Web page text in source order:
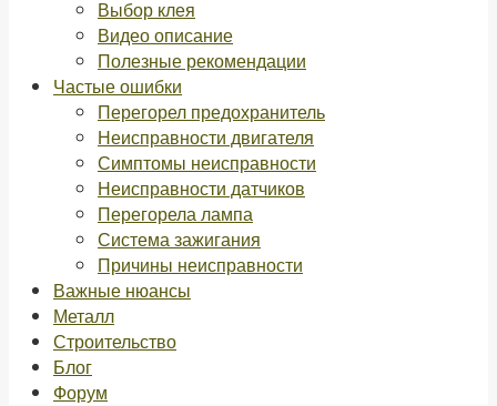
Выбор клея
Видео описание
Полезные рекомендации
Частые ошибки
Перегорел предохранитель
Неисправности двигателя
Симптомы неисправности
Неисправности датчиков
Перегорела лампа
Система зажигания
Причины неисправности
Важные нюансы
Металл
Строительство
Блог
Форум